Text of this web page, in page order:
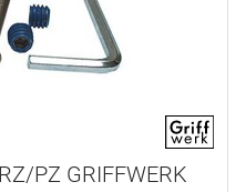
PZ GRIFFWERK